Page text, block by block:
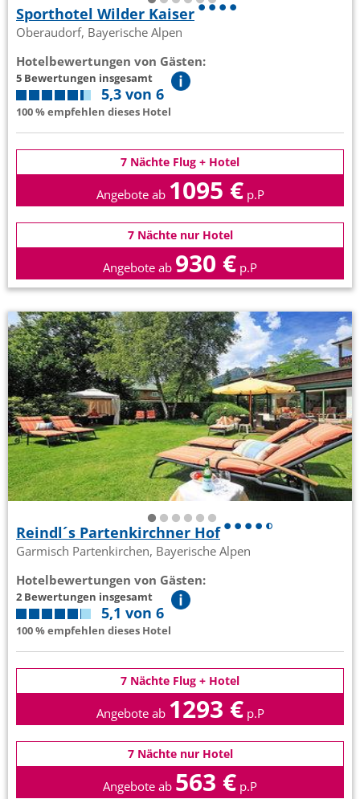
Sporthotel Wilder Kaiser
Oberaudorf, Bayerische Alpen
Hotelbewertungen von Gästen:
5 Bewertungen insgesamt
5,3 von 6
100 % empfehlen dieses Hotel
7 Nächte Flug + Hotel
Angebote ab 1095 € p.P
7 Nächte nur Hotel
Angebote ab 930 € p.P
Reindl´s Partenkirchner Hof
Garmisch Partenkirchen, Bayerische Alpen
Hotelbewertungen von Gästen:
2 Bewertungen insgesamt
5,1 von 6
100 % empfehlen dieses Hotel
7 Nächte Flug + Hotel
Angebote ab 1293 € p.P
7 Nächte nur Hotel
Angebote ab 563 € p.P